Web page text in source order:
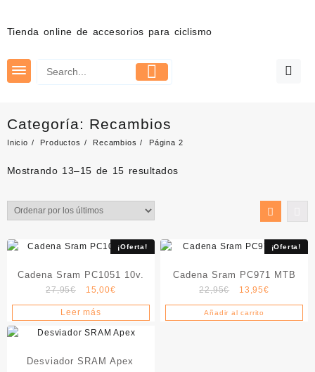
contenido
Tienda online de accesorios para ciclismo
Categoría: Recambios
Inicio Productos Recambios Página 2
Mostrando 13–15 de 15 resultadosOrdenado
¡Oferta!
Cadena Sram PC1051 10v.
27,95€
El
precio
original
era:
15,00€El
precio
actual
es:
Leer más
¡Oferta!
Cadena Sram PC971 MTB
22,95€
El
precio
original
13,95€El
precio
actual
Añadir al carrito
Desviador SRAM Apex